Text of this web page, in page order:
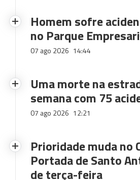
Homem sofre
no Parque
07 ago 2026 14:44
Uma morte na
semana com 75
07 ago 2026 12:21
Prioridade muda no
Portada de Santo
de terça-feira